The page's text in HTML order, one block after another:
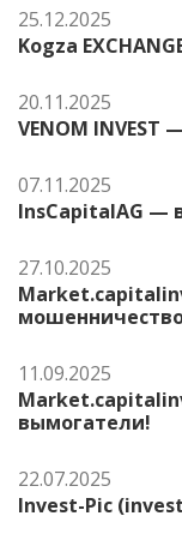
25.12.2025
Kogza
20.11.2025
VENOM
07.11.2025
InsCapitalAG —
27.10.2025
11.09.2025
вымогатели!
22.07.2025
Invest-Pic